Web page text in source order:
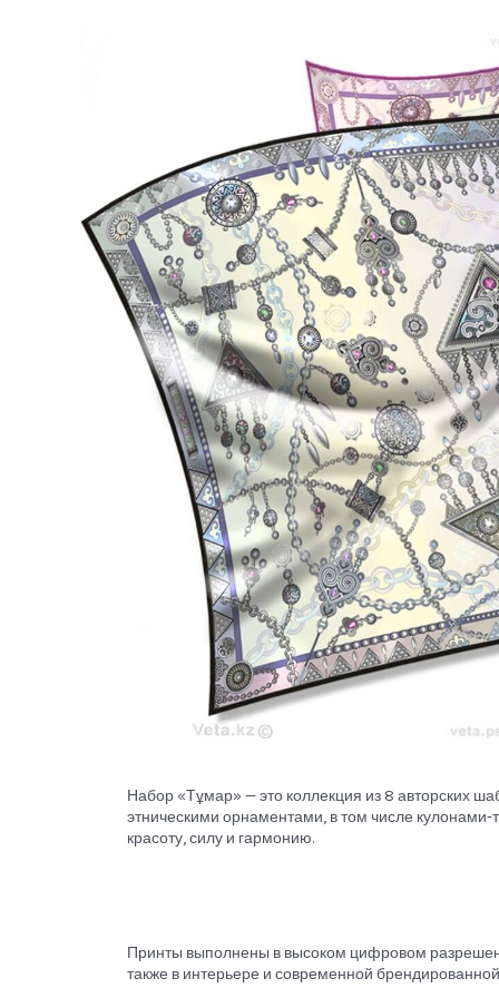
Набор «Тұмар» — это коллекция из 8 авторских
этническими орнаментами, в том числе
красоту, силу и гармонию.
Принты выполнены в высоком цифровом
также в интерьере и современной